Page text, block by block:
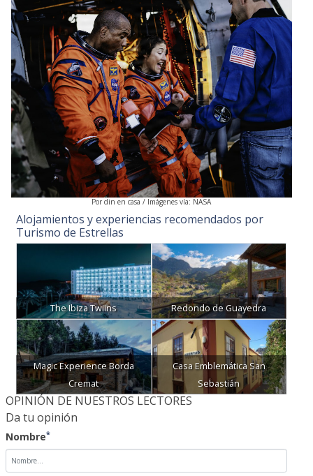
Por din en casa / Imágenes vía: NASA
Alojamientos y experiencias recomendados por
Turismo de Estrellas
The Ibiza Twiins Redondo de Guayedra
Magic Experience Borda
Cremat
Casa Emblemática San
Sebastián
OPINIÓN DE NUESTROS LECTORES
Da tu opinión
Nombre*